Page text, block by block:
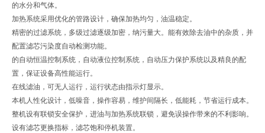
的水分和气体。
加热系统采用优化的管路设计，确保加热均匀，油温稳定。
精密的过滤系统，多级过滤逐级加密，纳污量大。能有效除去油中的杂质，并
配置滤芯污染度自动检测功能。
的自动恒温控制系统，自动液位控制系统，自动压力保护系统以及精良的配
置，保证设备高性能运行。
在线滤油，可无人运行，运行状态由指示灯显示。
本机人性化设计，低噪音，操作容易，维护间隔长，低能耗，节省运行成本。
整机设有联锁安全保护，进油与加热系统联锁，避免误操作带来的不利影响。
设有滤芯更换指标，滤芯饱和停机装置。